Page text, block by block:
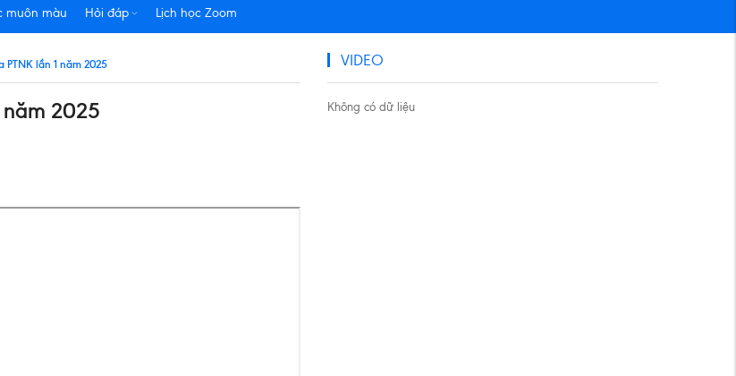
muôn màu Hỏi đáp Lịch học Zoom
lần 1 năm 2025
2025
VIDEO
Không có dữ liệu